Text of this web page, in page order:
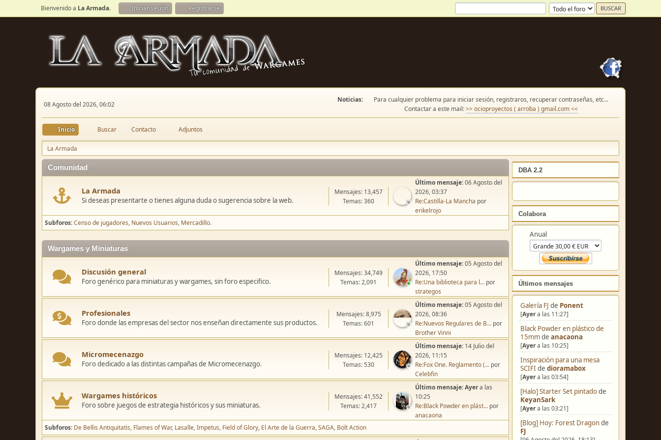
Bienvenido a La Armada. Iniciar sesión Registrarse
08 Agosto del 2026, 06:02
Noticias:
Para cualquier problema para iniciar sesión, registraros, recuperar contraseñas, etc...
Contactar a este mail:>> ocioproyectos ( arroba ) gmail.com <<
Inicio Buscar Contacto Adjuntos
La Armada
DBA 2.2
Colabora
Anual
Últimos mensajes
Galería FJdePonent
[Ayer a las 11:27]
Black Powder en plástico de
15mmdeanacaona
[Ayer a las 10:25]
Inspiración para una mesa
SCIFIdedioramabox
[Ayer a las 03:54]
[Halo] Starter Set pintadode
KeyanSark
Comunidad
La Armada
Si deseas presentarte o tienes alguna duda o sugerencia sobre la web.
Mensajes: 13,457
Temas: 360
Último mensaje:06 Agosto del
2026, 03:37
Re:Castilla-La Mancha por
erikelrojo
Subforos Censo de jugadores Nuevos Usuarios Mercadillo.
Wargames y Miniaturas
Discusión general
Foro genérico para miniaturas y wargames, sin foro especifico.
Mensajes: 34,749
Temas: 2,091
Último mensaje:05 Agosto del
2026, 17:50
Re:Una biblioteca para l... por
strategos
Profesionales
Foro donde las empresas del sector nos enseñan directamente sus productos.
Mensajes: 8,975
Temas: 601
Último mensaje:05 Agosto del
2026, 08:36
Re:Nuevos Regulares de B... por
Brother Vinni
Micromecenazgo
Foro dedicado a las distintas campañas de Micromecenazgo.
Mensajes: 12,425
Temas: 530
Último mensaje: 14 Julio del
2026, 11:15
Re:Fox One. Reglamento (... por
Celebfin
Wargames históricos
Foro sobre juegos de estrategia históricos y sus miniaturas.
Mensajes: 41,552
Temas: 2,417
Último mensaje:Ayera las
10:25
Re:Black Powder en plást... por
anacaona
Subforos De Bellis Antiquitatis Flames of War Lasalle Impetus Field of Glory El Arte de la Guerra SAGA Bolt Action